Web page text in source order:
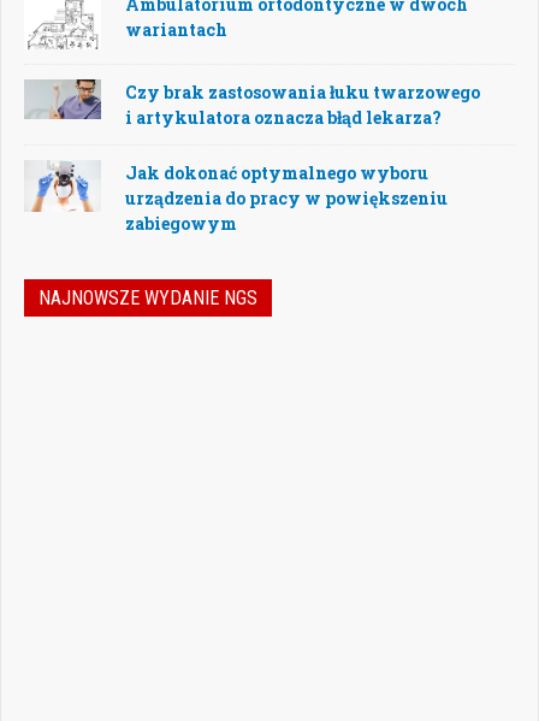
Ambulatorium ortodontyczne w dwóch
wariantach
Czy brak zastosowania łuku twarzowego
i artykulatora oznacza błąd lekarza?
Jak dokonać optymalnego wyboru
urządzenia do pracy w powiększeniu
zabiegowym
NAJNOWSZE WYDANIE NGS